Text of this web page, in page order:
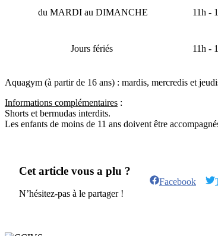
du MARDI au DIMANCHE 11h -
Jours fériés 11h -
Aquagym (à partir de 16 ans) : mardis, mercredis et
Informations complémentaires :
Shorts et bermudas interdits.
Les enfants de moins de 11 ans doivent être
Cet article vous a plu ?
N’hésitez-pas à le partager !
Facebook